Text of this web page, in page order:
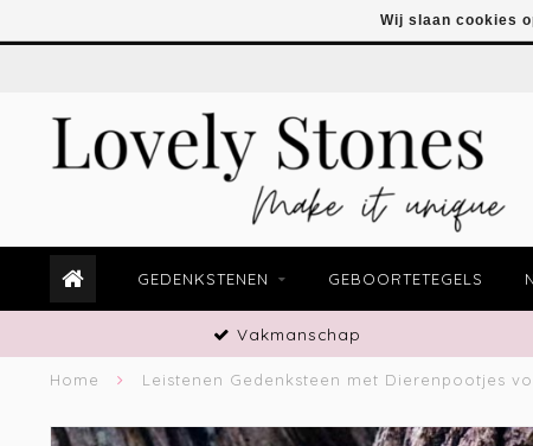
GEDENKSTENEN GEBOORTETEGELS
Vakmanschap
Home Leistenen Gedenksteen met Dierenpootjes
Wij slaan cookies